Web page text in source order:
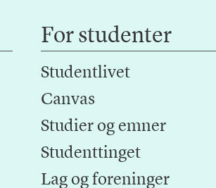
For studenter
Studentlivet
Canvas
Studier og emner
Studenttinget
Lag og foreninger